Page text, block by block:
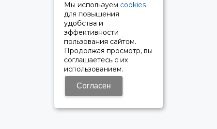
Мы используем cookies
для повышения
удобства и
эффективности
пользования сайтом.
Продолжая просмотр, вы
соглашаетесь с их
использованием.
Согласен